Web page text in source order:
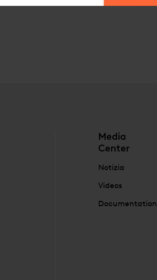
Media
Center
Notizia
Videos
Documentation